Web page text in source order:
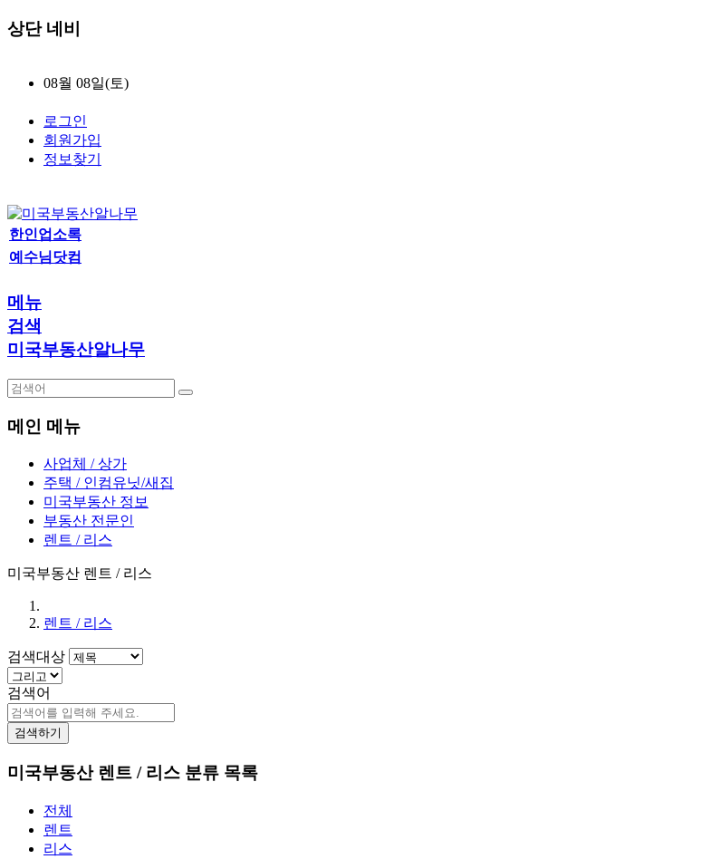
상단 네비
08월 08일(토)
로그인
회원가입
정보찾기
한인업소록
예수님닷컴
메뉴
검색
미국부동산알나무
메인 메뉴
사업체 / 상가
주택 / 인컴유닛/새집
미국부동산 정보
부동산 전문인
렌트 / 리스
미국부동산 렌트 / 리스
렌트 / 리스
검색대상
검색어
검색하기
미국부동산 렌트 / 리스 분류 목록
전체
렌트
리스